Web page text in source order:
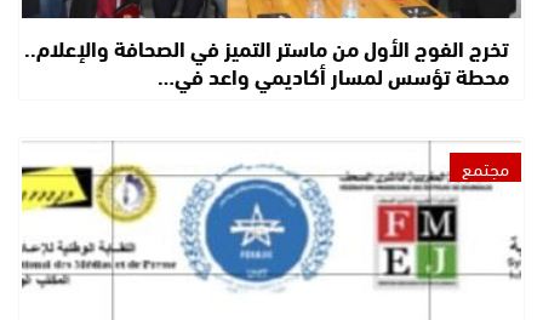
تخرج الفوج الأول من ماستر التميز في الصحافة والإعلام..
محطة تؤسس لمسار أكاديمي واعد في…
مجتمع